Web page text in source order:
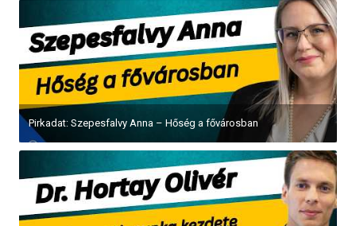
Pirkadat: Szepesfalvy Anna – Hőség a fővárosban